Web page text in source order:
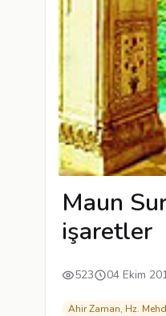
Maun
işaretler
523 04 Ekim
Ahir Zaman, Hz.